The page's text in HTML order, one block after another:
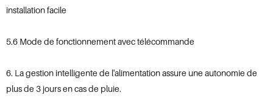
installation facile
5.6 Mode de fonctionnement avec télécommande
6. La gestion intelligente de l'alimentation assure une autonomie de
plus de 3 jours en cas de pluie.